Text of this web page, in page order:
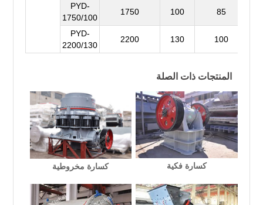
PYD-
1750/100
1750 100 85
PYD-
2200/130
2200 130 100
المنتجات ذات الصلة
كسارة فكية كسارة مخروطية